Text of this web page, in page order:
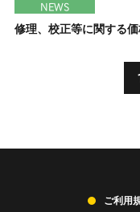
NEWS
修理、校正等に関する
ご利用